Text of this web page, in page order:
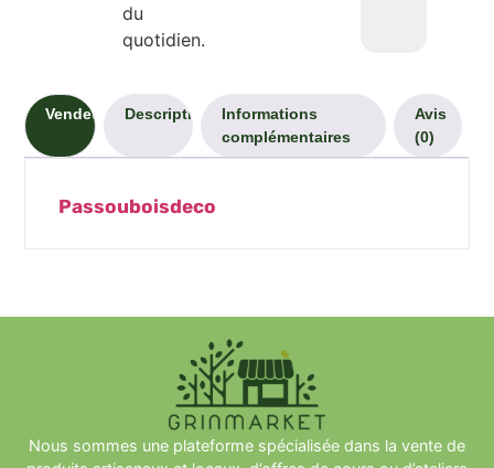
du
quotidien.
Vendeur Description
Informations
complémentaires
Avis
(0)
Passouboisdeco
Nous sommes une plateforme spécialisée dans la vente de